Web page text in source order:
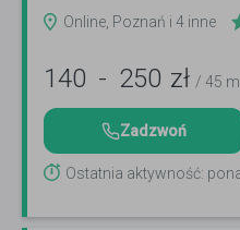
Online, Poznań i 4 inne
140 - 250 zł / 45
Zadzwoń
Ostatnia aktywność: